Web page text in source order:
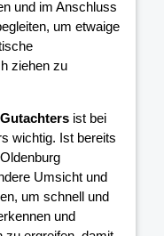
und im Anschluss
um etwaige
ziehen zu
ist bei
wichtig. Ist bereits
Umsicht und
um schnell und
und